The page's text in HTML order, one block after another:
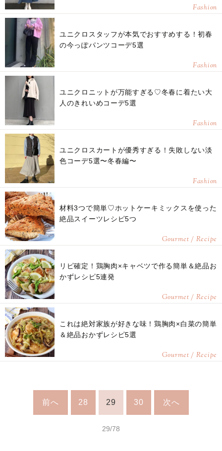
Fashion
ユニクロスタッフが本気でおすすめする！初春
の今っぽパンツコーデ5選
Fashion
ユニクロニットが万能すぎる♡冬春に着たい大
人のきれいめコーデ5選
Fashion
ユニクロスカートが優秀すぎる！失敗しない淡
色コーデ5選〜冬春編〜
Fashion
材料3つで簡単♡ホットケーキミックスを使った
絶品スイーツレシピ5つ
Gourmet / Recipe
リピ確定！鶏胸肉×キャベツで作る簡単＆絶品お
かずレシピ5連発
Gourmet / Recipe
これは絶対家族が好きな味！鶏胸肉×白菜の簡単
＆絶品おかずレシピ5選
Gourmet / Recipe
前へ 28 29 30 次へ
29/78